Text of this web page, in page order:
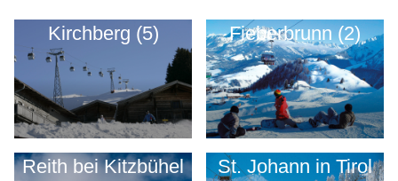
Kirchberg (5) Fieberbrunn (2)
Reith bei Kitzbühel
St. Johann in Tirol